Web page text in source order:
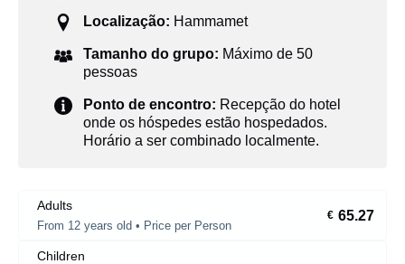
Localização: Hammamet
Tamanho do grupo: Máximo de 50
pessoas
Ponto de encontro: Recepção do hotel
onde os hóspedes estão hospedados.
Horário a ser combinado localmente.
Adults
From 12 years old • Price per Person
€ 65.27
Children